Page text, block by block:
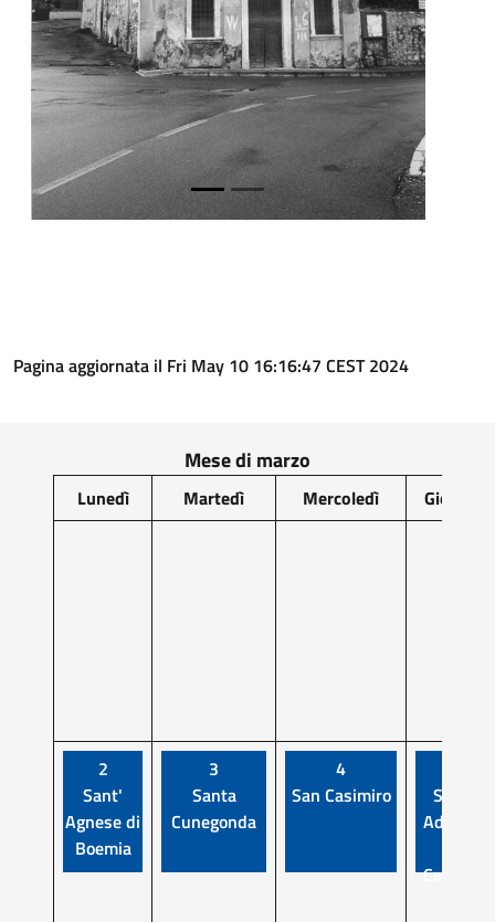
Pagina aggiornata il Fri May 10 16:16:47 CEST 2024
Mese di marzo
Lunedì Martedì Mercoledì Giovedì
2
Sant'
Agnese di
Boemia
3
Santa
Cunegonda
4
San Casimiro
Sant'
Adriano
Cesarea